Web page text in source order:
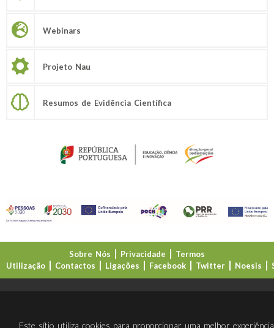
Webinars
Projeto Nau
Resumos de Evidência Científica
Sobre Nós Privacidade
Termos
Utilização
Contactos Ligações Facebook Twitter Noesis
Este sítio utiliza cookies para proporcionar uma melhor